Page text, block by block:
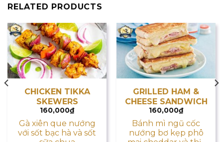
RELATED PRODUCTS
CHICKEN TIKKA
SKEWERS
160,000₫
Gà xiên que nướng
với sốt bạc hà và sốt
GRILLED HAM &
CHEESE SANDWICH
160,000₫
Bánh mì ngũ cốc
nướng bơ kẹp phô